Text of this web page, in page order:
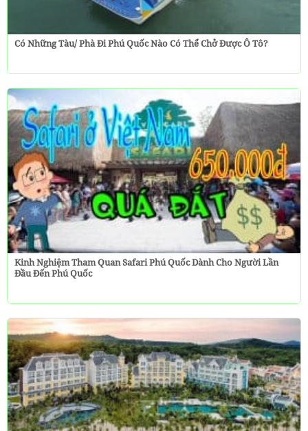
Có Những Tàu/ Phà Đi Phú Quốc Nào Có Thể Chở Được Ô Tô?
Kinh Nghiệm Tham Quan Safari Phú Quốc Dành Cho Người Lần
Đầu Đến Phú Quốc